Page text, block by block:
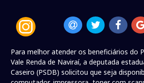
Para melhor atender os beneficiários do
Vale Renda de Naviraí, a deputada
Caseiro (PSDB) solicitou que seja